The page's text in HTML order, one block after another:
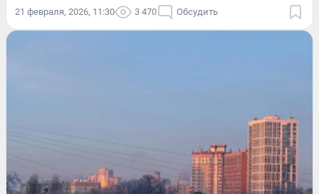
21 февраля, 2026, 11:30 3 470 Обсудить